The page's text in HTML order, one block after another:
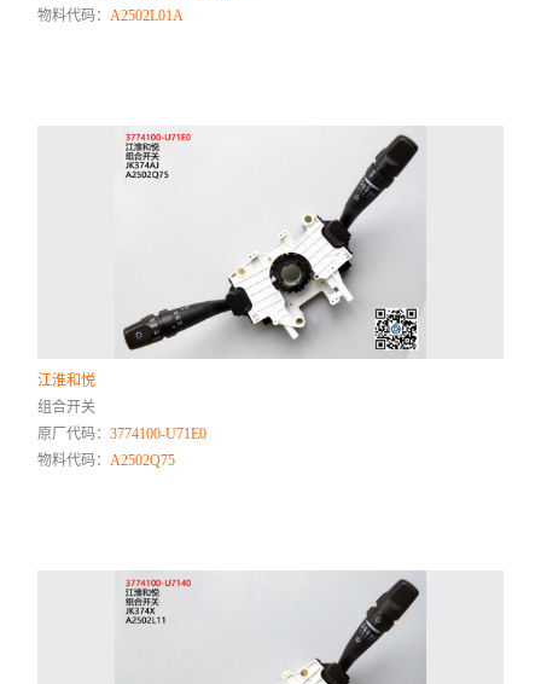
物料代码：A2502L01A
江淮和悦
组合开关
原厂代码：3774100-U71E0
物料代码：A2502Q75